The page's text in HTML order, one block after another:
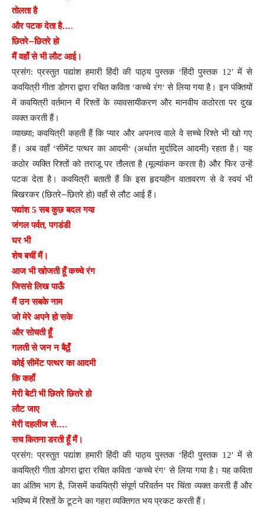
तोलता है
और पटक देता है….
छितरे–छितरे हो
मैं वहाँ से भी लौट आई।
प्रसंग: प्रस्तुत पद्यांश हमारी हिंदी की पाठ्य पुस्तक ‘हिंदी पुस्तक 12′ में से
कवयित्री गीता डोगरा द्वारा रचित कविता‘कच्चे रंग‘से लिया गया है। इन पंक्तियों
में कवयित्री वर्तमान में रिश्तों के व्यावसायीकरण और मानवीय कठोरता पर दुख
व्यक्त करती हैं।
व्याख्या; कवयित्री कहती हैं कि प्यार और अपनत्व वाले वे सच्चे रिश्ते भी खो गए
हैं। अब वहाँ ‘सीमेंट पत्थर का आदमी‘ (अर्थात मुर्दादिल आदमी)रहता है। यह
कठोर व्यक्ति रिश्तों को तराजू पर तौलता है(मूल्यांकन करता है) और फिर उन्हें
पटक देता है। कवयित्री बताती हैं कि इस हृदयहीन वातावरण से वे स्वयं भी
बिखरकर (छितरे–छितरे हो)वहाँ से लौट आई हैं।
पद्यांश 5सब कुछ बदल गया
जंगल पर्वत,पगडंडी
घर भी
शेष बचीं मैं।
आज भी खोजती हूँ कच्चे रंग
जिससे लिख पाऊँ
मैं उन सबके नाम
जो मेरे अपने हो सके
और सोचती हूँ
गलती से जन न बैठूँ
कोई सीमेंट पत्थर का आदमी
कि कहाँ
मेरी बेटी भी छितरे छितरे हो
लौट जाए
मेरी दहलीज से….
सच कितना डरती हूँ मैं।
प्रसंग: प्रस्तुत पद्यांश हमारी हिंदी की पाठ्य पुस्तक ‘हिंदी पुस्तक 12′मेंसे
कवयित्री गीता डोगरा द्वारा रचित कविता‘कच्चे रंग‘से लिया गया है। यह कविता
का अंतिम भाग है,जिसमें कवयित्री संपूर्ण परिवर्तन पर चिंता व्यक्त करती हैं और
भविष्य में रिश्तों के टूटने का गहरा व्यक्तिगत भय प्रकट करती हैं।